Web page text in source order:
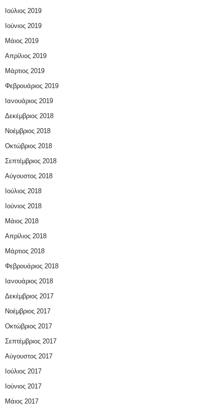
Ιούλιος 2019
Ιούνιος 2019
Μάιος 2019
Απρίλιος 2019
Μάρτιος 2019
Φεβρουάριος 2019
Ιανουάριος 2019
Δεκέμβριος 2018
Νοέμβριος 2018
Οκτώβριος 2018
Σεπτέμβριος 2018
Αύγουστος 2018
Ιούλιος 2018
Ιούνιος 2018
Μάιος 2018
Απρίλιος 2018
Μάρτιος 2018
Φεβρουάριος 2018
Ιανουάριος 2018
Δεκέμβριος 2017
Νοέμβριος 2017
Οκτώβριος 2017
Σεπτέμβριος 2017
Αύγουστος 2017
Ιούλιος 2017
Ιούνιος 2017
Μάιος 2017